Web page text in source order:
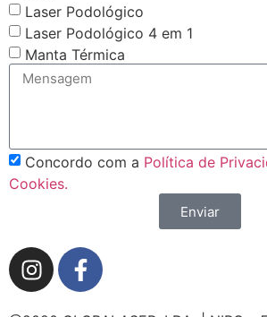
Laser Podológico
Laser Podológico 4 em 1
Manta Térmica
Concordo com a Política de
Cookies.
Enviar